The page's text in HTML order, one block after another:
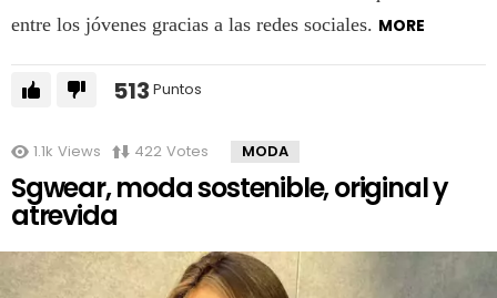
entre los jóvenes gracias a las redes sociales. MORE
513 Puntos
1.1k Views 422 Votes MODA
Sgwear, moda sostenible, original y
atrevida